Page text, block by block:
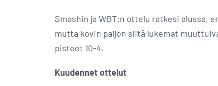
Smashin ja WBT:n ottelu ratkesi alussa,
mutta kovin paljon siitä lukemat
pisteet 10-4.
Kuudennet ottelut